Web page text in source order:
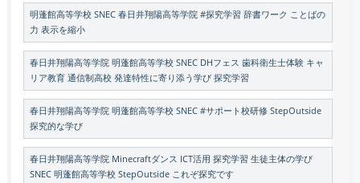
明蓬館高等学校 SNEC 春日井翔陽高等学院 #探究学習 辞書ワーク ことばの
力 表示を縮小
春日井翔陽高等学院 明蓬館高等学校 SNEC DHフェス 歯科衛生士体験 キャ
リア教育 通信制高校 発達特性に寄り添う学び 探究学習
春日井翔陽高等学院 明蓬館高等学校 SNEC #サポート校研修 StepOutside
探究的な学び
春日井翔陽高等学院 Minecraftダンス ICT活用 探究学習 生徒主体の学び
SNEC 明蓬館高等学校 StepOutside これぞ探究です